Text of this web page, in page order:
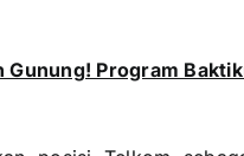
Program